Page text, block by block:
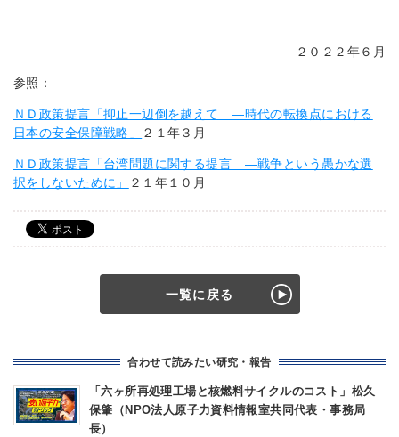
２０２２年６月
参照：
ＮＤ政策提言「抑止一辺倒を越えて ―時代の転換点における
日本の安全保障戦略」
２１年３月
ＮＤ政策提言「台湾問題に関する提言 ―戦争という愚かな選
択をしないために」
２１年１０月
一覧に戻る
合わせて読みたい研究・報告
「六ヶ所再処理工場と核燃料サイクルのコスト」松久
保肇（NPO法人原子力資料情報室共同代表・事務局
長）